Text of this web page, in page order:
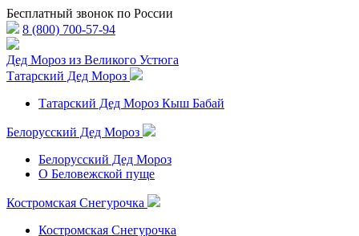
Бесплатный звонок по России
8 (800) 700-57-94
Дед Мороз из Великого Устюга
Татарский Дед Мороз
Татарский Дед Мороз Кыш Бабай
Белорусский Дед Мороз
Белорусский Дед Мороз
О Беловежской пуще
Костромская Снегурочка
Костромская Снегурочка